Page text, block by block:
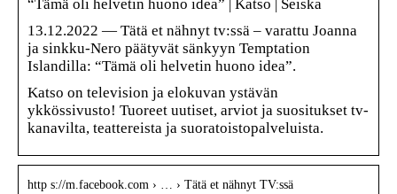
“Tämä oli helvetin huono idea” | Katso | Seiska
13.12.2022 — Tätä et nähnyt tv:ssä – varattu Joanna
ja sinkku-Nero päätyvät sänkyyn Temptation
Islandilla: “Tämä oli helvetin huono idea”.
Katso on television ja elokuvan ystävän
ykkössivusto! Tuoreet uutiset, arviot ja suositukset tv-
kanavilta, teattereista ja suoratoistopalveluista.
http s://m.facebook.com › … › Tätä et nähnyt TV:ssä